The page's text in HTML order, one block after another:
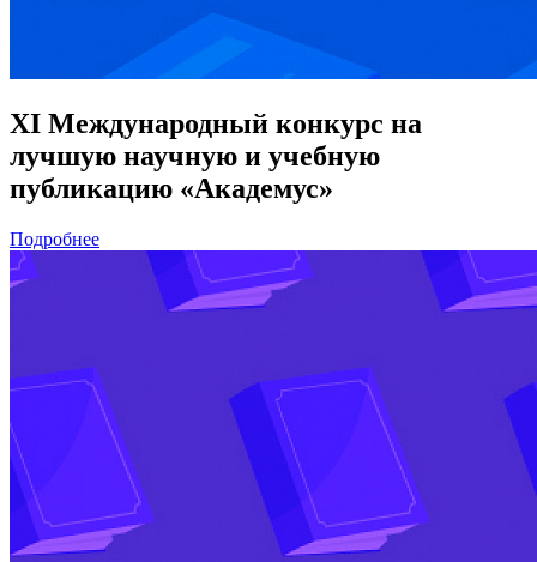
XI Международный конкурс на
лучшую научную и учебную
публикацию «Академус»
Подробнее